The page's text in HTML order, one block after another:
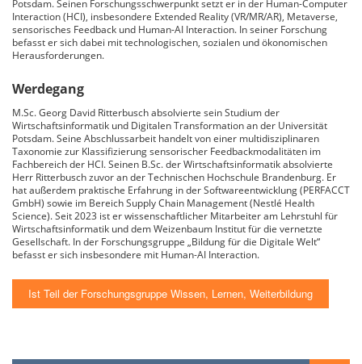
Potsdam. Seinen Forschungsschwerpunkt setzt er in der Human-Computer
Interaction (HCI), insbesondere Extended Reality (VR/MR/AR), Metaverse,
sensorisches Feedback und Human-AI Interaction. In seiner Forschung
befasst er sich dabei mit technologischen, sozialen und ökonomischen
Herausforderungen.
Werdegang
M.Sc. Georg David Ritterbusch absolvierte sein Studium der
Wirtschaftsinformatik und Digitalen Transformation an der Universität
Potsdam. Seine Abschlussarbeit handelt von einer multidisziplinaren
Taxonomie zur Klassifizierung sensorischer Feedbackmodalitäten im
Fachbereich der HCI. Seinen B.Sc. der Wirtschaftsinformatik absolvierte
Herr Ritterbusch zuvor an der Technischen Hochschule Brandenburg. Er
hat außerdem praktische Erfahrung in der Softwareentwicklung (PERFACCT
GmbH) sowie im Bereich Supply Chain Management (Nestlé Health
Science). Seit 2023 ist er wissenschaftlicher Mitarbeiter am Lehrstuhl für
Wirtschaftsinformatik und dem Weizenbaum Institut für die vernetzte
Gesellschaft. In der Forschungsgruppe „Bildung für die Digitale Welt“
befasst er sich insbesondere mit Human-AI Interaction.
Ist Teil der Forschungsgruppe Wissen, Lernen, Weiterbildung